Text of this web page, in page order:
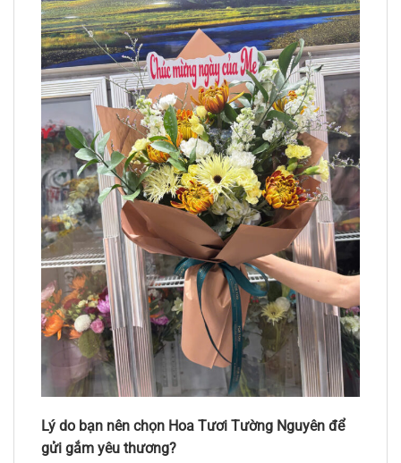
Lý do bạn nên chọn Hoa Tươi Tường Nguyên để
gửi gắm yêu thương?